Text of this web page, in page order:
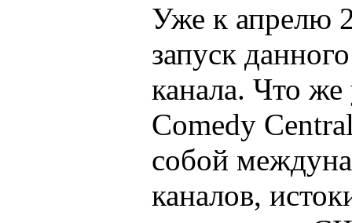
Уже к апрелю
запуск
канала. Что же
Comedy
собой
каналов,